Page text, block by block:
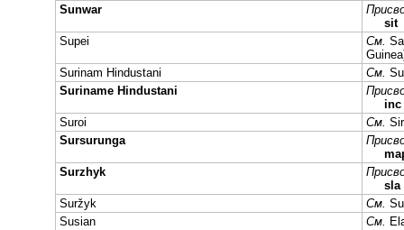
Sunwar
sit
Supei
См.
Surinam Hindustani
См.
Suriname Hindustani
inc
Suroi
См.
Sursurunga
Surzhyk
sla
Suržyk
См.
Susian
См.